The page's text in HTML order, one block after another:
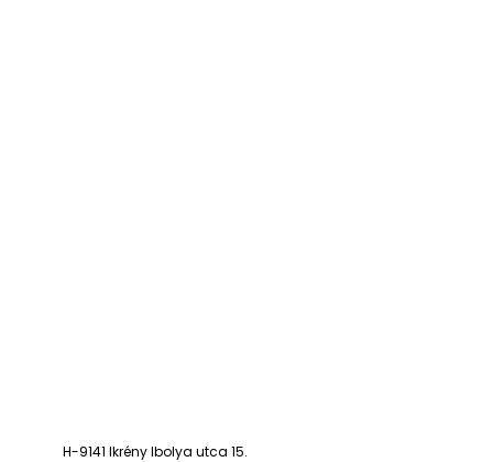
H-9141 Ikrény Ibolya utca 15.